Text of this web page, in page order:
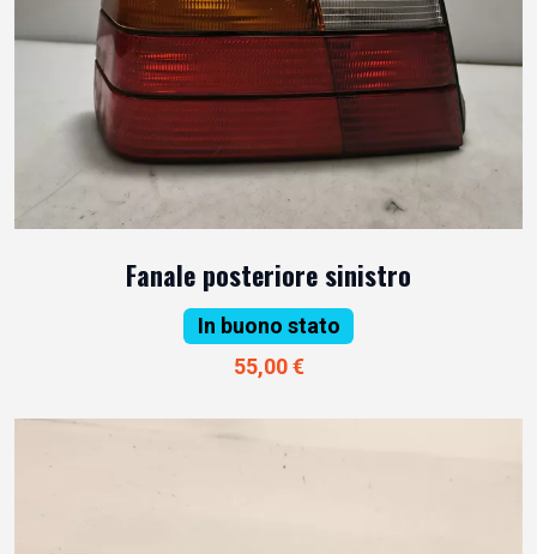
Fanale posteriore sinistro
In buono stato
55,00 €